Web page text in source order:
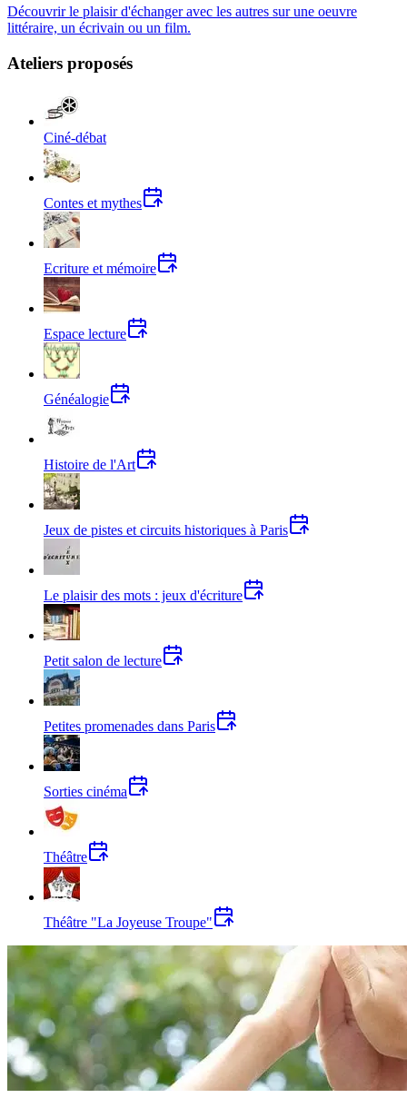
Découvrir le plaisir d'échanger avec les autres sur une oeuvre
littéraire, un écrivain ou un film.
Ateliers proposés
Ciné-débat
Contes et mythes
Ecriture et mémoire
Espace lecture
Généalogie
Histoire de l'Art
Jeux de pistes et circuits historiques à Paris
Le plaisir des mots : jeux d'écriture
Petit salon de lecture
Petites promenades dans Paris
Sorties cinéma
Théâtre
Théâtre "La Joyeuse Troupe"